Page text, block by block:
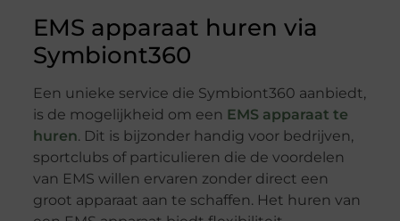
EMS apparaat huren via
Symbiont360
Een unieke service die Symbiont360 aanbiedt,
is de mogelijkheid om een EMS apparaat te
huren. Dit is bijzonder handig voor bedrijven,
sportclubs of particulieren die de voordelen
van EMS willen ervaren zonder direct een
groot apparaat aan te schaffen. Het huren van